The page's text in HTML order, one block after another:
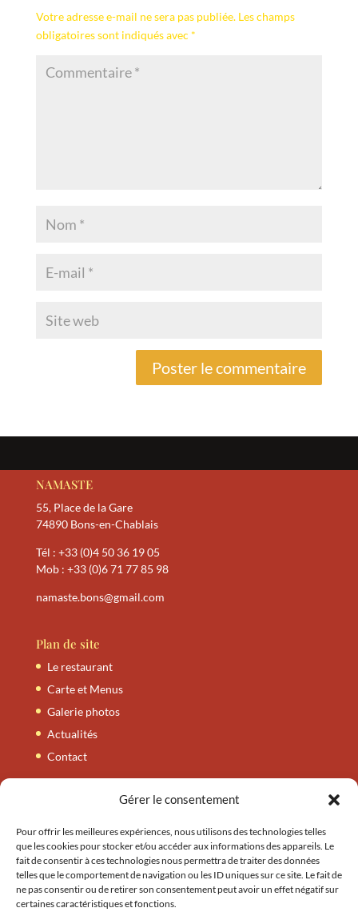
Gérer le consentement
Pour offrir les meilleures expériences, nous utilisons des technologies telles
que les cookies pour stocker et/ou accéder aux informations des appareils. Le
fait de consentir à ces technologies nous permettra de traiter des données
telles que le comportement de navigation ou les ID uniques sur ce site. Le fait de
ne pas consentir ou de retirer son consentement peut avoir un effet négatif sur
certaines caractéristiques et fonctions.
Votre adresse e-mail ne sera pas publiée. Les champs
obligatoires sont indiqués avec *
NAMASTE
55, Place de la Gare
74890 Bons-en-Chablais
Tél : +33 (0)4 50 36 19 05
Mob : +33 (0)6 71 77 85 98
namaste.bons@gmail.com
Plan de site
Le restaurant
Carte et Menus
Galerie photos
Actualités
Contact
Nos entrées
Nos tandooris
Nos plats
Nos accompagnements